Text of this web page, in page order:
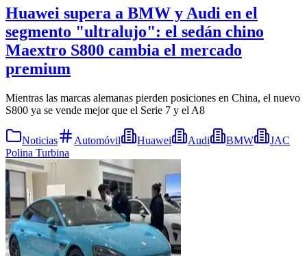
Huawei supera a BMW y Audi en el
segmento "ultralujo": el sedán chino
Maextro S800 cambia el mercado
premium
Mientras las marcas alemanas pierden posiciones en China, el nuevo
S800 ya se vende mejor que el Serie 7 y el A8
Noticias Automóvil Huawei Audi BMW
JAC
Polina Turbina